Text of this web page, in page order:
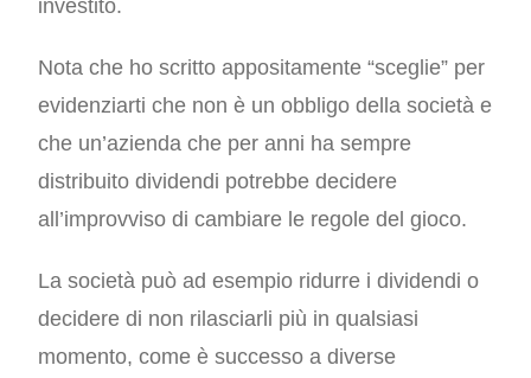
investito.
Nota che ho scritto appositamente “sceglie” per
evidenziarti che non è un obbligo della società e
che un’azienda che per anni ha sempre
distribuito dividendi potrebbe decidere
all’improvviso di cambiare le regole del gioco.
La società può ad esempio ridurre i dividendi o
decidere di non rilasciarli più in qualsiasi
momento, come è successo a diverse